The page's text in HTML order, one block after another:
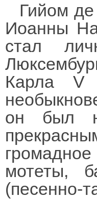
Гийом
Иоанны
стал
Карла V
он был
мотеты,
(песенно-